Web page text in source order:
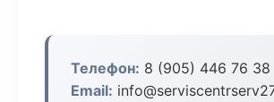
Телефон: 8 (905) 446 76 38
Email: